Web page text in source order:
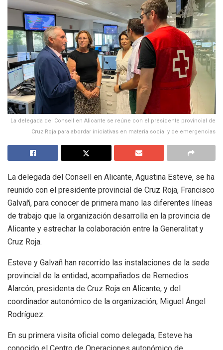
La delegada del Consell en Alicante se reúne con el presidente provincial de
Cruz Roja para abordar iniciativas en materia social y de emergencias
La delegada del Consell en Alicante, Agustina Esteve, se ha
reunido con el presidente provincial de Cruz Roja, Francisco
Galvañ, para conocer de primera mano las diferentes líneas
de trabajo que la organización desarrolla en la provincia de
Alicante y estrechar la colaboración entre la Generalitat y
Cruz Roja.
Esteve y Galvañ han recorrido las instalaciones de la sede
provincial de la entidad, acompañados de Remedios
Alarcón, presidenta de Cruz Roja en Alicante, y del
coordinador autonómico de la organización, Miguel Ángel
Rodríguez.
En su primera visita oficial como delegada, Esteve ha
conocido el Centro de Operaciones autonómico de